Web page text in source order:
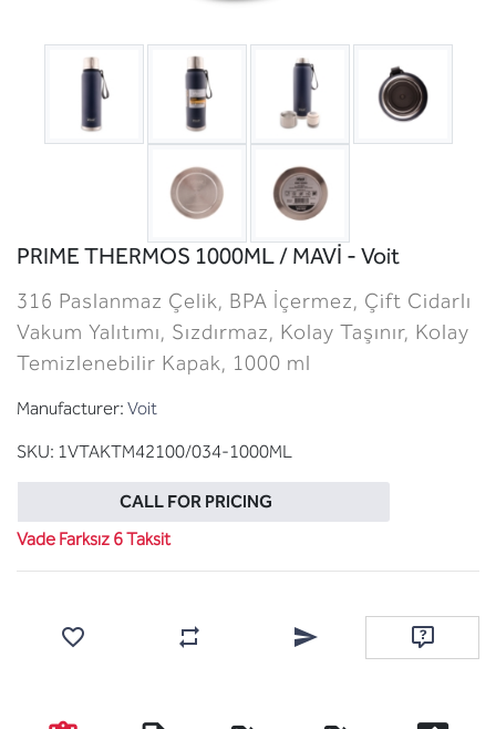
PRIME THERMOS 1000ML / MAVİ - Voit
316 Paslanmaz Çelik, BPA İçermez, Çift Cidarlı
Vakum Yalıtımı, Sızdırmaz, Kolay Taşınır, Kolay
Temizlenebilir Kapak, 1000 ml
Manufacturer: Voit
SKU: 1VTAKTM42100/034-1000ML
CALL FOR PRICING
Vade Farksız 6 Taksit
Add to wishlist Add to compare listEmail a friend Ask